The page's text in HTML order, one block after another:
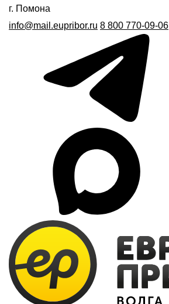
г. Помона
info@mail.eupribor.ru 8 800 770-09-06